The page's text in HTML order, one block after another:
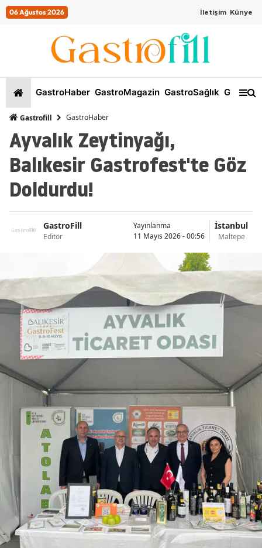
06 Ağustos 2026 İletişim Künye
GastroHaber GastroMagazin GastroSağlık
Gastrofill GastroHaber
Ayvalık Zeytinyağı,
Balıkesir Gastrofest'te Göz
Doldurdu!
GastroFill
Editör
Yayınlanma
11 Mayıs 2026 - 00:56
İstanbul
Maltepe